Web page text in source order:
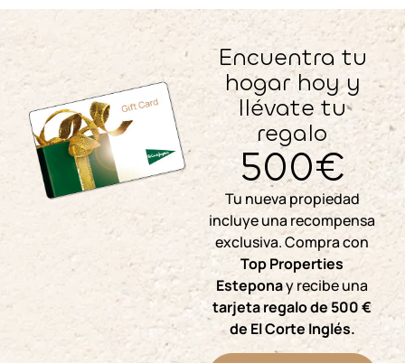
Encuentra tu
hogar hoy y
llévate tu
regalo
500€
Tu nueva propiedad
incluye una recompensa
exclusiva. Compra con
Top Properties
Esteponay recibe una
tarjeta regalo de 500 €
de El Corte Inglés.